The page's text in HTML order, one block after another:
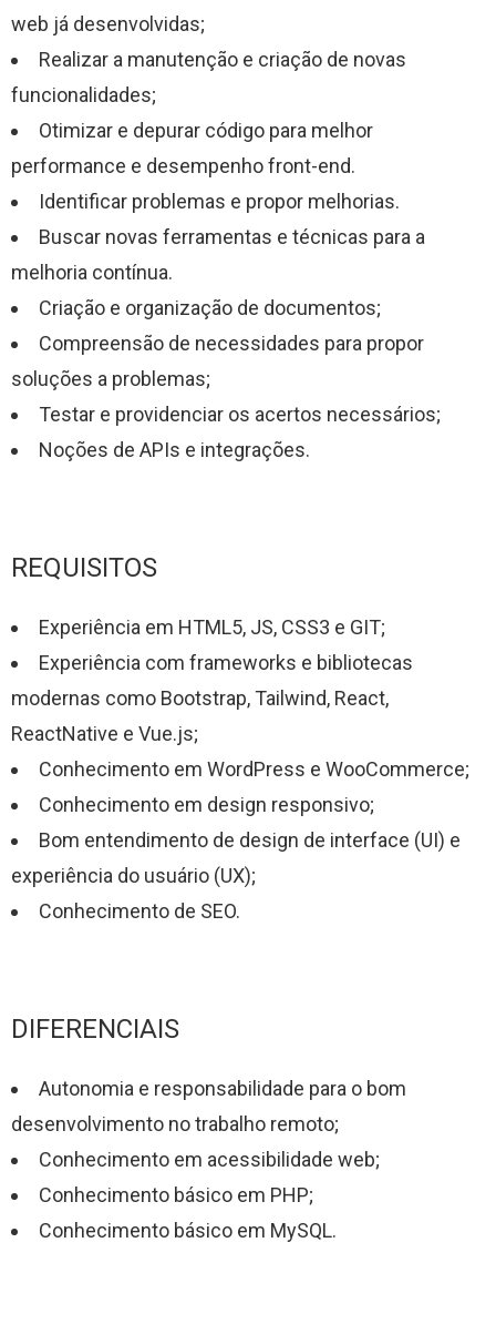
web já desenvolvidas;
Realizar a manutenção e criação de novas
funcionalidades;
Otimizar e depurar código para melhor
performance e desempenho front-end.
Identificar problemas e propor melhorias.
Buscar novas ferramentas e técnicas para a
melhoria contínua.
Criação e organização de documentos;
Compreensão de necessidades para propor
soluções a problemas;
Testar e providenciar os acertos necessários;
Noções de APIs e integrações.
REQUISITOS
Experiência em HTML5, JS, CSS3 e GIT;
Experiência com frameworks e bibliotecas
modernas como Bootstrap, Tailwind, React,
ReactNative e Vue.js;
Conhecimento em WordPress e WooCommerce;
Conhecimento em design responsivo;
Bom entendimento de design de interface (UI) e
experiência do usuário (UX);
Conhecimento de SEO.
DIFERENCIAIS
Autonomia e responsabilidade para o bom
desenvolvimento no trabalho remoto;
Conhecimento em acessibilidade web;
Conhecimento básico em PHP;
Conhecimento básico em MySQL.